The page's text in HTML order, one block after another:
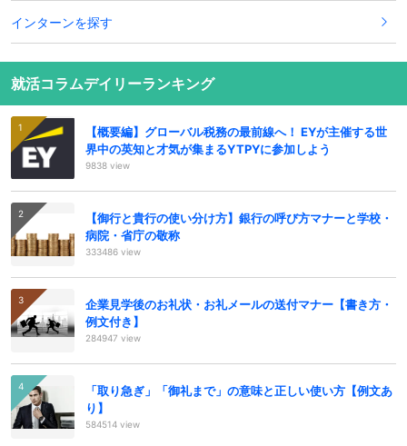
インターンを探す
就活コラムデイリーランキング
【概要編】グローバル税務の最前線へ！ EYが主催する世
界中の英知と才気が集まるYTPYに参加しよう
9838 view
【御行と貴行の使い分け方】銀行の呼び方マナーと学校・
病院・省庁の敬称
333486 view
企業見学後のお礼状・お礼メールの送付マナー【書き方・
例文付き】
284947 view
「取り急ぎ」「御礼まで」の意味と正しい使い方【例文あ
り】
584514 view